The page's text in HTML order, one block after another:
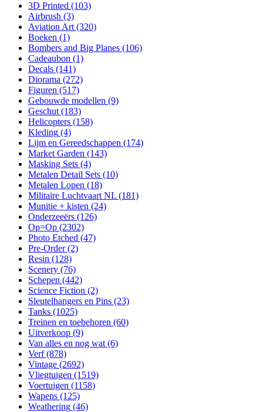
3D Printed (103)
Airbrush (3)
Aviation Art (320)
Boeken (1)
Bombers and Big Planes (106)
Cadeaubon (1)
Decals (141)
Diorama (272)
Figuren (517)
Gebouwde modellen (9)
Geschut (183)
Helicopters (158)
Kleding (4)
Lijm en Gereedschappen (174)
Market Garden (143)
Masking Sets (4)
Metalen Detail Sets (10)
Metalen Lopen (18)
Militaire Luchtvaart NL (181)
Munitie + kisten (24)
Onderzeeërs (126)
Op=Op (2302)
Photo Etched (47)
Pre-Order (2)
Resin (128)
Scenery (76)
Schepen (442)
Science Fiction (2)
Sleutelhangers en Pins (23)
Tanks (1025)
Treinen en toebehoren (60)
Uitverkoop (9)
Van alles en nog wat (6)
Verf (878)
Vintage (2692)
Vliegtuigen (1519)
Voertuigen (1158)
Wapens (125)
Weathering (46)